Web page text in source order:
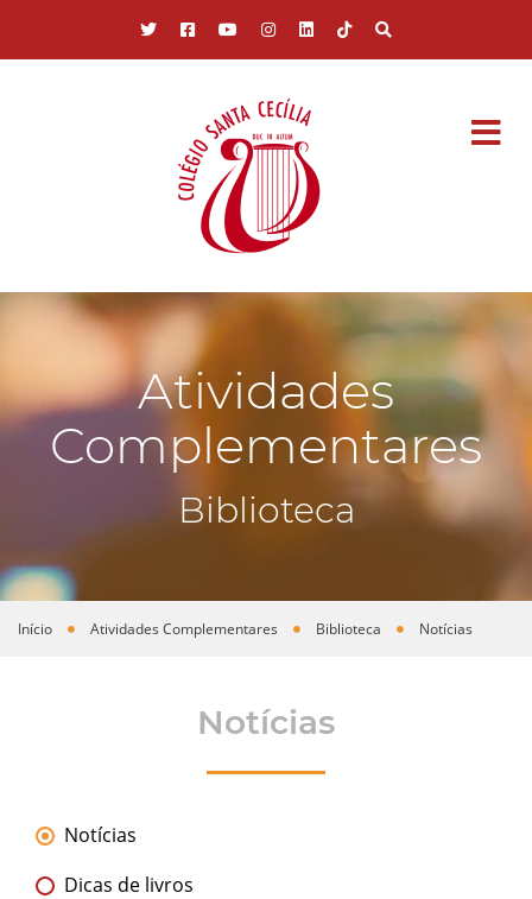
Atividades
Complementares
Biblioteca
Você está aqui
Início Atividades Complementares Biblioteca Notícias
Notícias
Notícias
Dicas de livros